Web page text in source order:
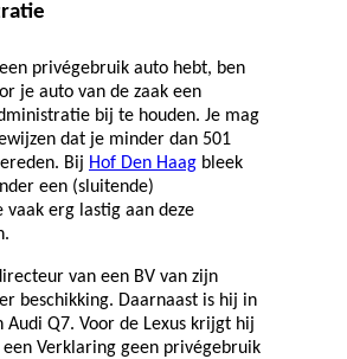
privégebruik auto hebt, ben
je auto van de zaak een
bij te houden. Je mag
dat je minder dan 501
Bij Hof Den Haag bleek
een (sluitende)
erg lastig aan deze
van een BV van zijn
beschikking. Daarnaast is hij in
Audi Q7. Voor de Lexus krijgt hij
Verklaring geen privégebruik